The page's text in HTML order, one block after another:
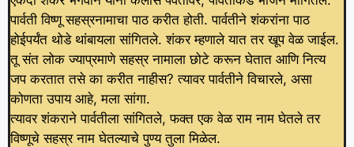
पार्वती विष्णू सहस्रनामाचा पाठ करीत होती. पार्वतीने शंकरांना पाठ
होईपर्यंत थोडे थांबायला सांगितले. शंकर म्हणाले यात तर खूप वेळ जाईल.
तू संत लोक ज्याप्रमाणे सहस्र नामाला छोटे करून घेतात आणि नित्य
जप करतात तसे का करीत नाहीस? त्यावर पार्वतीने विचारले, असा
कोणता उपाय आहे, मला सांगा.
त्यावर शंकराने पार्वतीला सांगितले, फक्त एक वेळ राम नाम घेतले तर
विष्णूचे सहस्र नाम घेतल्याचे पुण्य तुला मिळेल.